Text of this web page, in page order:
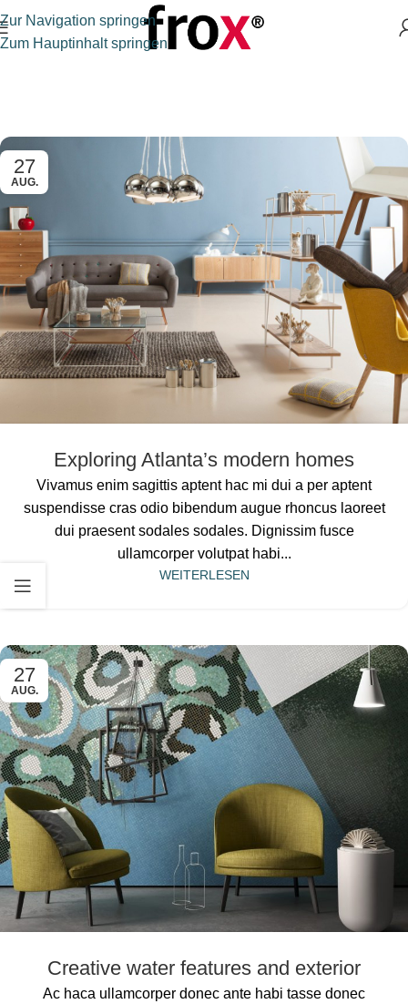
Zur Navigation springen
Zum Hauptinhalt springen
27
AUG.
Exploring Atlanta’s modern homes
Vivamus enim sagittis aptent hac mi dui a per aptent
suspendisse cras odio bibendum augue rhoncus laoreet
dui praesent sodales sodales. Dignissim fusce
ullamcorper volutpat habi...
WEITERLESEN
27
AUG.
Creative water features and exterior
Ac haca ullamcorper donec ante habi tasse donec